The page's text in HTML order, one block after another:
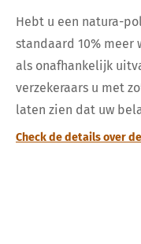
Hebt u een natura-
standaard 10% meer
als onafhankelijk
verzekeraars u met
laten zien dat uw
Check de details over